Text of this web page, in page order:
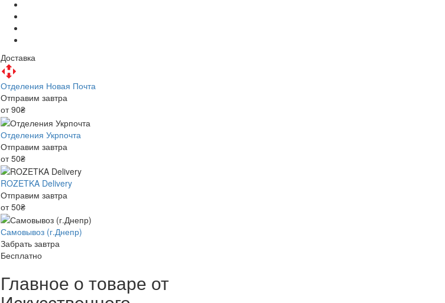
Доставка
Отделения Новая Почта
Отправим завтра
от 90₴
Отделения Укрпочта
Отправим завтра
от 50₴
ROZETKA Delivery
Отправим завтра
от 50₴
Самовывоз (г.Днепр)
Забрать завтра
Бесплатно
Главное о товаре от